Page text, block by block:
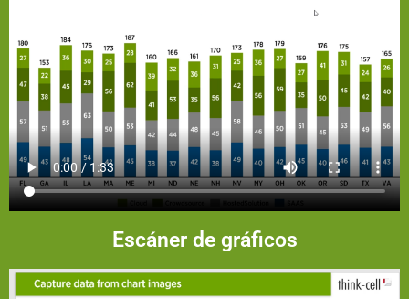
Escáner de gráficos